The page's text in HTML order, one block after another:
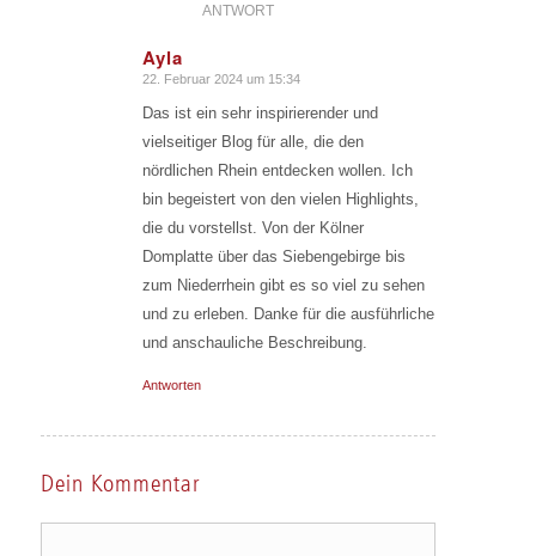
ANTWORT
Ayla
says:
22. Februar 2024 um 15:34
Das ist ein sehr inspirierender und
vielseitiger Blog für alle, die den
nördlichen Rhein entdecken wollen. Ich
bin begeistert von den vielen Highlights,
die du vorstellst. Von der Kölner
Domplatte über das Siebengebirge bis
zum Niederrhein gibt es so viel zu sehen
und zu erleben. Danke für die ausführliche
und anschauliche Beschreibung.
Antworten
Dein Kommentar